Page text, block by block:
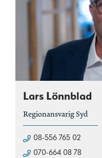
Lars Lönnblad
Regionansvarig Syd
08-556 765 02
070-664 08 78